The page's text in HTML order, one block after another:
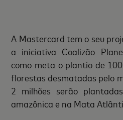
A Mastercard tem o seu
a iniciativa Coalizão
como meta o plantio de
florestas desmatadas pelo
2 milhões serão
amazônica e na Mata